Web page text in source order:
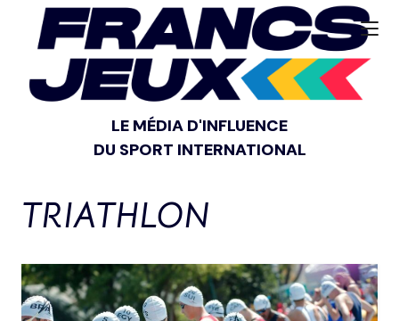
LE MÉDIA D'INFLUENCE
DU SPORT INTERNATIONAL
TRIATHLON